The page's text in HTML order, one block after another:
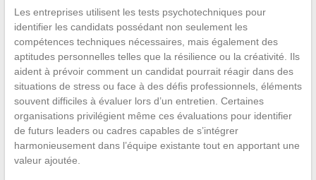
Les entreprises utilisent les tests psychotechniques pour
identifier les candidats possédant non seulement les
compétences techniques nécessaires, mais également des
aptitudes personnelles telles que la résilience ou la créativité. Ils
aident à prévoir comment un candidat pourrait réagir dans des
situations de stress ou face à des défis professionnels, éléments
souvent difficiles à évaluer lors d’un entretien. Certaines
organisations privilégient même ces évaluations pour identifier
de futurs leaders ou cadres capables de s’intégrer
harmonieusement dans l’équipe existante tout en apportant une
valeur ajoutée.